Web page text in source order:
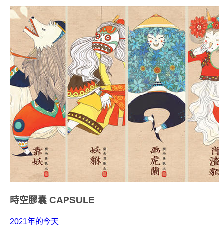
時空膠囊 CAPSULE
2021年的今天